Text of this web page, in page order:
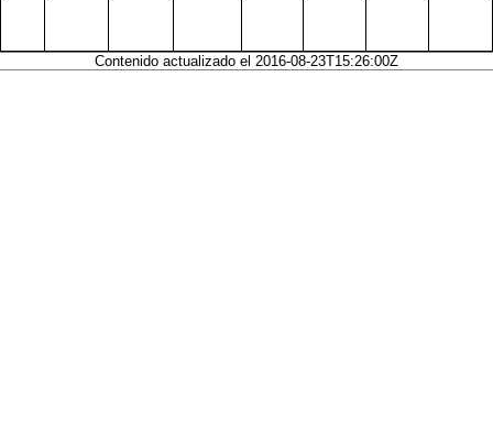
Contenido actualizado el 2016-08-23T15:26:00Z